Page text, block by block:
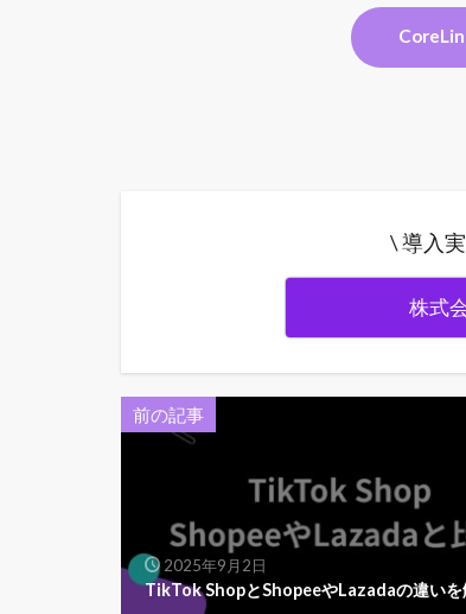
\ 導入
株式
前の記事
2025年9月2日
TikTok ShopとShopeeやLazadaの違いを